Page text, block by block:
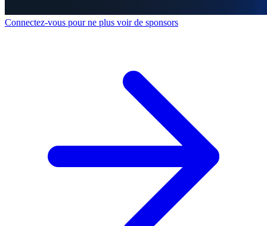
Connectez-vous pour ne plus voir de sponsors